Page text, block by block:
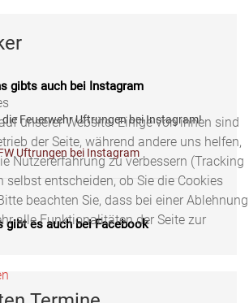
gibts auch bei Instagram
die Feuerwehr Uftrungen bei Instagram!
Uftrungen bei Instagram
gibt es auch bei Facebook
Uftrungen bei Facebook
unserer Website. Einige von ihnen sind
der Seite, während andere uns helfen,
Nutzererfahrung zu verbessern (Tracking
selbst entscheiden, ob Sie die Cookies
beachten Sie, dass bei einer Ablehnung
alle Funktionalitäten der Seite zur